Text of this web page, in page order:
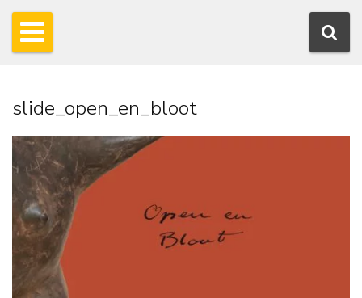
slide_open_en_bloot